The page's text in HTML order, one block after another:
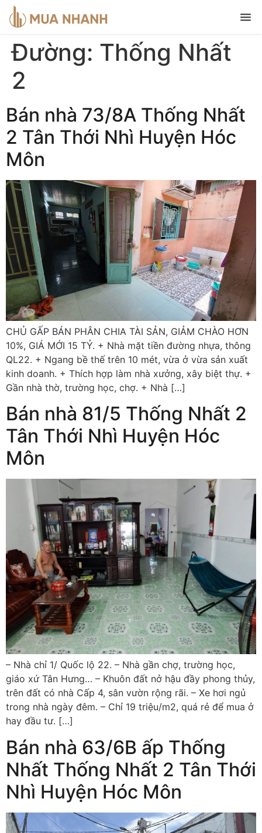
Đường: Thống Nhất
2
Bán nhà 73/8A Thống Nhất
2 Tân Thới Nhì Huyện Hóc
Môn
CHỦ GẤP BÁN PHÂN CHIA TÀI SẢN, GIẢM CHÀO HƠN
10%, GIÁ MỚI 15 TỶ. + Nhà mặt tiền đường nhựa, thông
QL22. + Ngang bề thế trên 10 mét, vừa ở vừa sản xuất
kinh doanh. + Thích hợp làm nhà xưởng, xây biệt thự. +
Gần nhà thờ, trường học, chợ. + Nhà […]
Bán nhà 81/5 Thống Nhất 2
Tân Thới Nhì Huyện Hóc
Môn
– Nhà chỉ 1/ Quốc lộ 22. – Nhà gần chợ, trường học,
giáo xứ Tân Hưng… – Khuôn đất nở hậu đầy phong thủy,
trên đất có nhà Cấp 4, sân vườn rộng rãi. – Xe hơi ngủ
trong nhà ngày đêm. – Chỉ 19 triệu/m2, quá rẻ để mua ở
hay đầu tư. […]
Bán nhà 63/6B ấp Thống
Nhất Thống Nhất 2 Tân Thới
Nhì Huyện Hóc Môn